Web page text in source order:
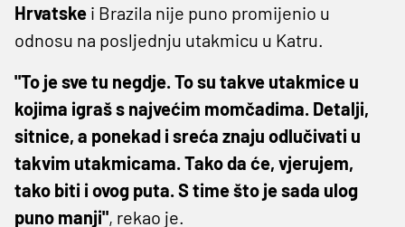
Hrvatske i Brazila nije puno promijenio u
odnosu na posljednju utakmicu u Katru.
"To je sve tu negdje. To su takve utakmice u
kojima igraš s najvećim momčadima. Detalji,
sitnice, a ponekad i sreća znaju odlučivati u
takvim utakmicama. Tako da će, vjerujem,
tako biti i ovog puta. S time što je sada ulog
puno manji", rekao je.